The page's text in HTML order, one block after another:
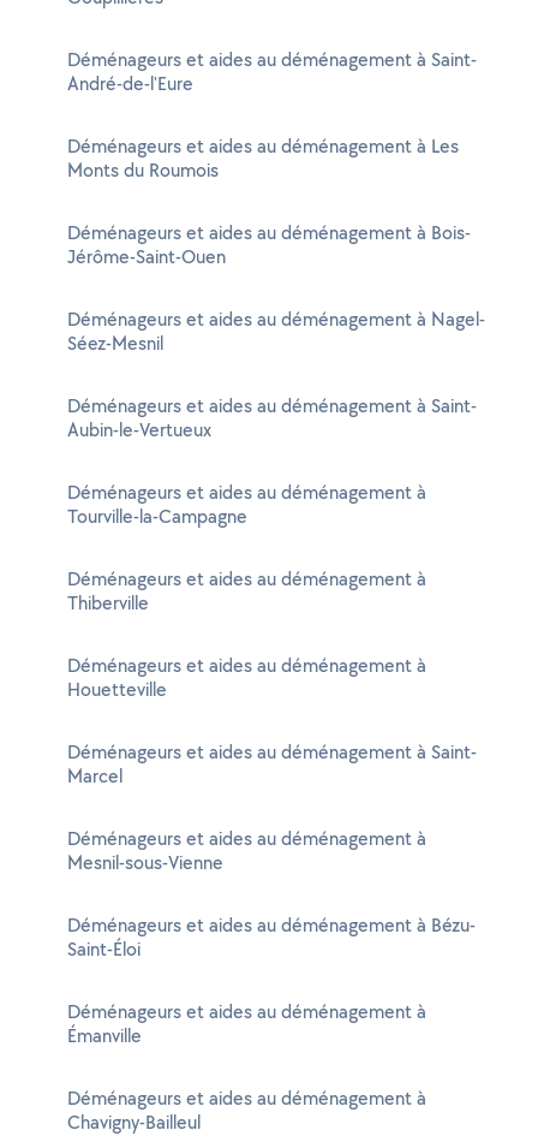
Déménageurs et aides au déménagement à Saint-
André-de-l'Eure
Déménageurs et aides au déménagement à Les
Monts du Roumois
Déménageurs et aides au déménagement à Bois-
Jérôme-Saint-Ouen
Déménageurs et aides au déménagement à Nagel-
Séez-Mesnil
Déménageurs et aides au déménagement à Saint-
Aubin-le-Vertueux
Déménageurs et aides au déménagement à
Tourville-la-Campagne
Déménageurs et aides au déménagement à
Thiberville
Déménageurs et aides au déménagement à
Houetteville
Déménageurs et aides au déménagement à Saint-
Marcel
Déménageurs et aides au déménagement à
Mesnil-sous-Vienne
Déménageurs et aides au déménagement à Bézu-
Saint-Éloi
Déménageurs et aides au déménagement à
Émanville
Déménageurs et aides au déménagement à
Chavigny-Bailleul